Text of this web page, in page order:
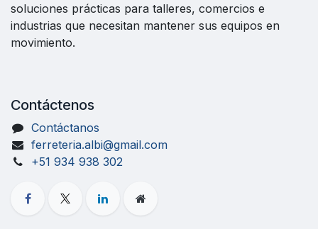
soluciones prácticas para talleres, comercios e
industrias que necesitan mantener sus equipos en
movimiento.
Contáctenos
Contáctanos
ferreteria.albi@gmail.com
+51 934 938 302